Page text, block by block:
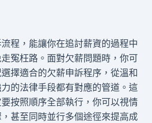
程，能讓你在追討薪資的過程中
冤枉路。面對欠薪問題時，你可
擇適合的欠薪申訴程序，從溫和
的法律手段都有對應的管道。這
按照順序全部執行，你可以視情
甚至同時並行多個途徑來提高成